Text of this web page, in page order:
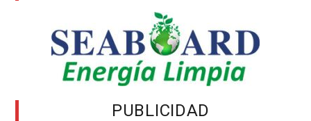
PUBLICIDAD